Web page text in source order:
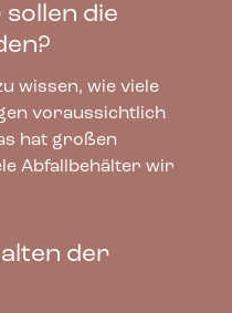
die
wissen, wie viele
voraussichtlich
hat großen
Abfallbehälter wir
der